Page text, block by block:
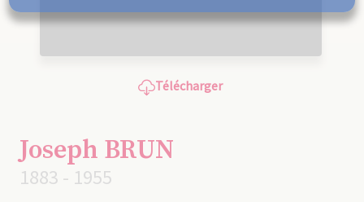
Télécharger
Joseph BRUN
1883 - 1955